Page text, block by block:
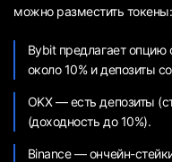
можно разместить токены:
Bybit предлагает опцию
около 10% и депозиты
OKX — есть депозиты
(доходность до 10%).
Binance — ончейн-